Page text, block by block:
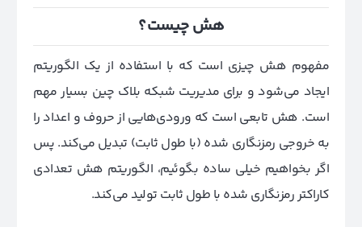
هش چیست؟
مفهوم هش چیزی است که با استفاده از یک الگوریتم
ایجاد می‌شود و برای مدیریت شبکه بلاک چین بسیار مهم
است. هش تابعی است که ورودی‌هایی از حروف و اعداد را
به خروجی رمزنگاری شده (با طول ثابت) تبدیل می‌کند. پس
اگر بخواهیم خیلی ساده بگوئیم، الگوریتم هش تعدادی
کاراکتر رمزنگاری شده با طول ثابت تولید می‌کند.